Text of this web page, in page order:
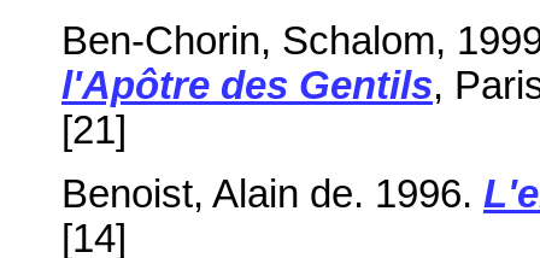
Ben-Chorin, Schalom,
l'Apôtre des Gentils,
[21]
Benoist, Alain de. 1996.
[14]